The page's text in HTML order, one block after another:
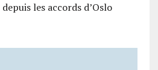
les accords d’Oslo